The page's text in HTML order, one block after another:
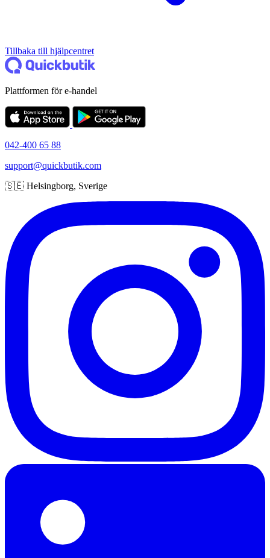
Tillbaka till hjälpcentret
Plattformen för e-handel
042-400 65 88
support@quickbutik.com
🇸🇪 Helsingborg, Sverige